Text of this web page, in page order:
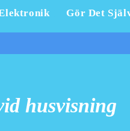
Gör Det
husvisning